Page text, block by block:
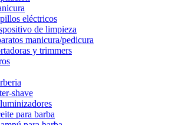
eléctricos
de limpieza
manicura/pedicura
y trimmers
shave
para barba